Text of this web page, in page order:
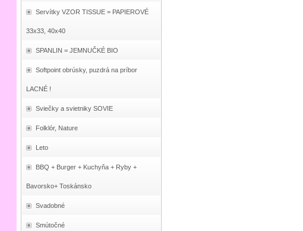
Servítky VZOR TISSUE = PAPIEROVÉ
33x33, 40x40
SPANLIN = JEMNUČKÉ BIO
Softpoint obrúsky, puzdrá na príbor
LACNÉ !
Sviečky a svietniky SOVIE
Folklór, Nature
Leto
BBQ + Burger + Kuchyňa + Ryby +
Bavorsko+ Toskánsko
Svadobné
Smútočné